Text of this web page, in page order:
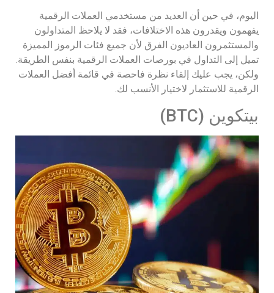
اليوم، في حين أن العديد من مستخدمي العملات الرقمية
يفهمون ويقدرون هذه الاختلافات، فقد لا يلاحظ المتداولون
والمستثمرون العاديون الفرق لأن جميع فئات الرموز المميزة
تميل إلى التداول في بورصات العملات الرقمية بنفس الطريقة.
ولكن، يجب عليك إلقاء نظرة فاحصة في قائمة أفضل العملات
الرقمية للاستثمار لاختيار الأنسب لك.
بيتكوين (BTC)